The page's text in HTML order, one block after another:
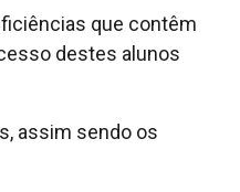
que contêm
destes alunos
assim sendo os